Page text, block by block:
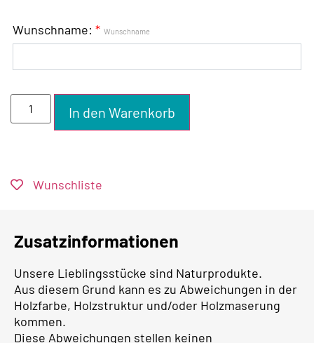
Wunschname: * Wunschname
In den Warenkorb
Wunschliste
Zusatzinformationen
Unsere Lieblingsstücke sind Naturprodukte.
Aus diesem Grund kann es zu Abweichungen in der
Holzfarbe, Holzstruktur und/oder Holzmaserung
kommen.
Diese Abweichungen stellen keinen